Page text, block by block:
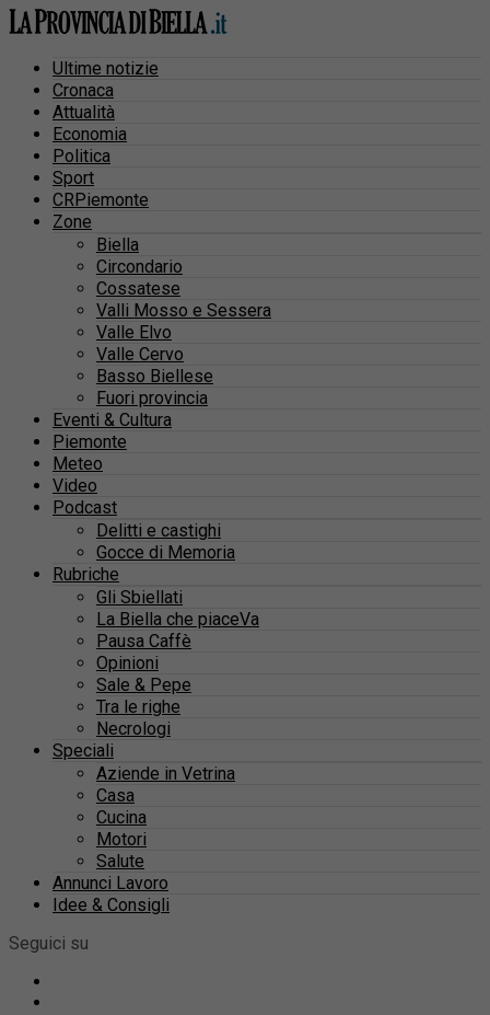
Ultime notizie
Cronaca
Attualità
Economia
Politica
Sport
CRPiemonte
Zone
Biella
Circondario
Cossatese
Valli Mosso e Sessera
Valle Elvo
Valle Cervo
Basso Biellese
Fuori provincia
Eventi & Cultura
Piemonte
Meteo
Video
Podcast
Delitti e castighi
Gocce di Memoria
Rubriche
Gli Sbiellati
La Biella che piaceVa
Pausa Caffè
Opinioni
Sale & Pepe
Tra le righe
Necrologi
Speciali
Aziende in Vetrina
Casa
Cucina
Motori
Salute
Annunci Lavoro
Idee & Consigli
Seguici su